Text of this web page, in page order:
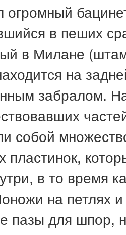
огромный
в пеших
в Милане
на
забралом.
собой
пластинок,
в то время
на петлях
пазы для шпор,